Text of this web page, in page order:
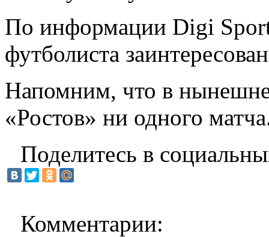
По информации Digi
футболиста
Напомним, что в
«Ростов» ни одного
Поделитесь в
Комментарии: